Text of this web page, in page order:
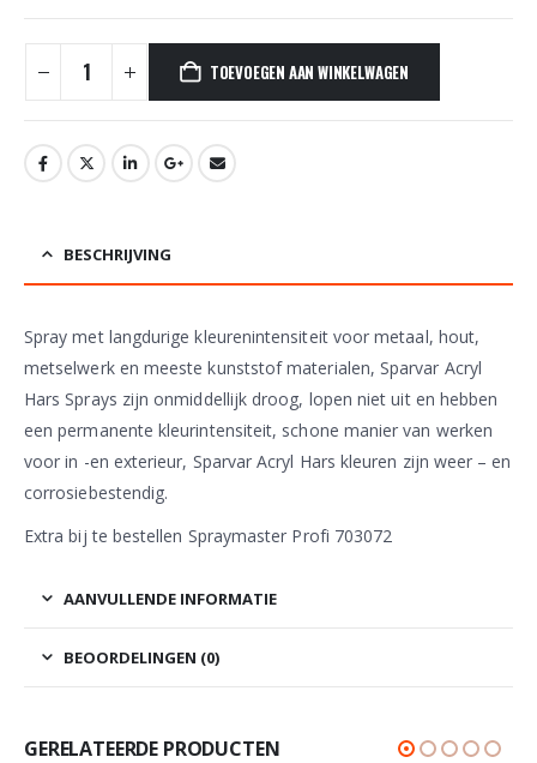
TOEVOEGEN AAN WINKELWAGEN
BESCHRIJVING
Spray met langdurige kleurenintensiteit voor metaal, hout,
metselwerk en meeste kunststof materialen, Sparvar Acryl
Hars Sprays zijn onmiddellijk droog, lopen niet uit en hebben
een permanente kleurintensiteit, schone manier van werken
voor in -en exterieur, Sparvar Acryl Hars kleuren zijn weer – en
corrosiebestendig.
Extra bij te bestellen Spraymaster Profi 703072
AANVULLENDE INFORMATIE
BEOORDELINGEN (0)
GERELATEERDE PRODUCTEN